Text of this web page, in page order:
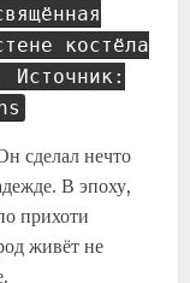
костёла
Источник:
сделал нечто
В эпоху,
прихоти
живёт не